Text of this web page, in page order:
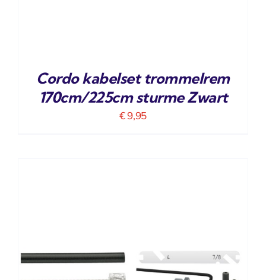
Cordo kabelset trommelrem
170cm/225cm sturme Zwart
€9,95